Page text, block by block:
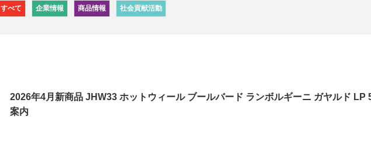
すべて 企業情報 商品情報 社会貢献活動
2026年4月新商品 JHW33 ホットウィール ブールバード ランボルギーニ ガヤルド
案内